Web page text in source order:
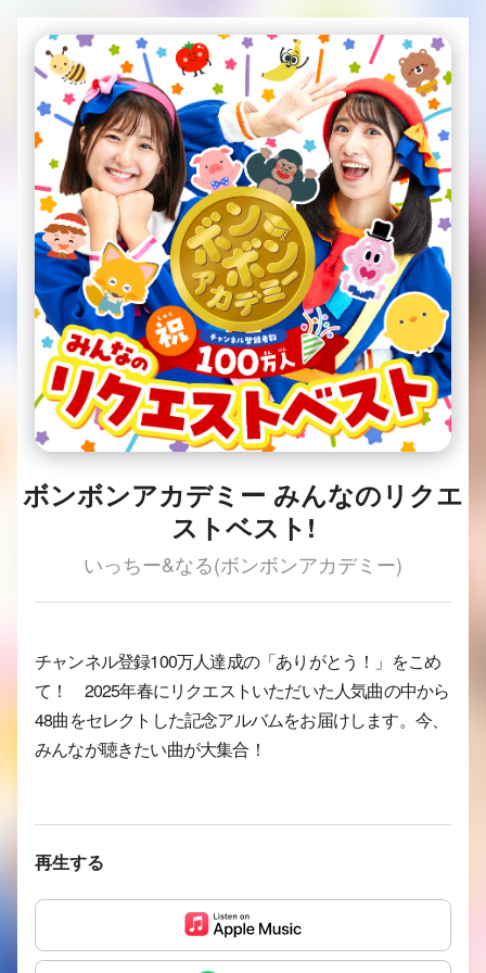
ボンボンアカデミー みんなのリクエ
ストベスト!
いっちー&なる(ボンボンアカデミー)
チャンネル登録100万人達成の「ありがとう！」をこめ
て！ 2025年春にリクエストいただいた人気曲の中から
48曲をセレクトした記念アルバムをお届けします。今、
みんなが聴きたい曲が大集合！
再生する